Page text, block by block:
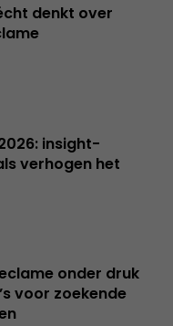
denkt over
insight-
verhogen het
onder druk
voor zoekende